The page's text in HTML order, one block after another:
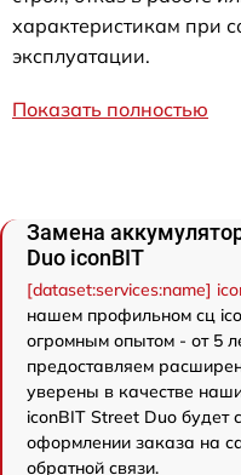
характеристикам при
эксплуатации.
Показать полностью
Замена
Duo iconBIT
[dataset:services:name]
нашем профильном сц
огромным опытом - от 5
предоставляем
уверены в качестве
iconBIT Street Duo будет
оформлении заказа на
обратной связи.